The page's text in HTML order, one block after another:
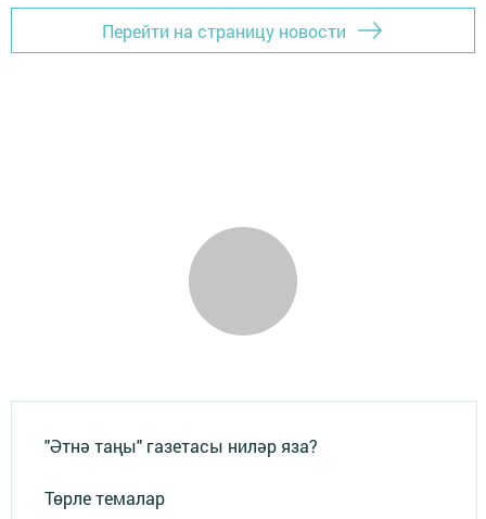
Перейти на страницу новости
"Әтнә таңы" газетасы ниләр яза?
Төрле темалар